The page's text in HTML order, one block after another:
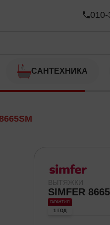
САНТЕХНИКА
ВЫТЯЖКИ
SIMFER
ГАРАНТИЯ
1 ГОД